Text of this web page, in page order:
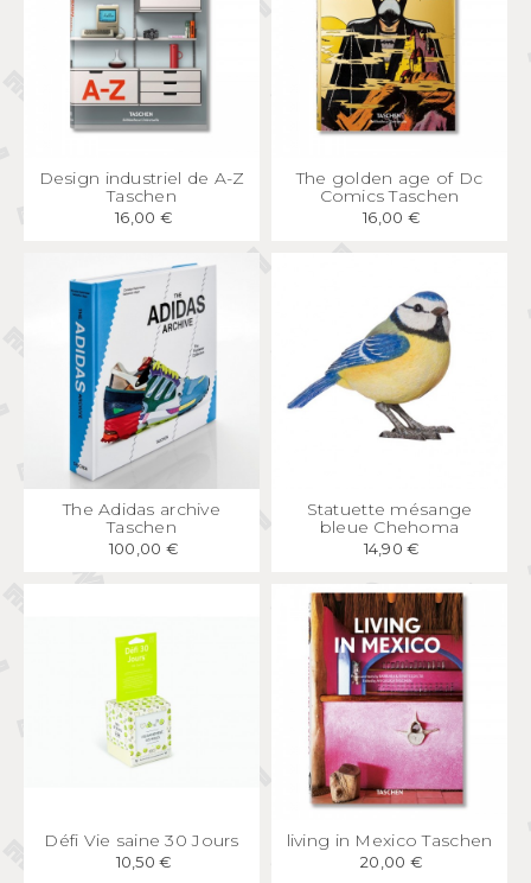
APERÇU RAPIDE
Design industriel de A-Z
Taschen
16,00 €
APERÇU RAPIDE
The golden age of Dc
Comics Taschen
16,00 €
APERÇU RAPIDE
The Adidas archive
Taschen
100,00 €
APERÇU
Statuette mésange
bleue Chehoma
14,90 €
APERÇU RAPIDE
Défi Vie saine 30 Jours
10,50 €
APERÇU RAPIDE
living in Mexico Taschen
20,00 €